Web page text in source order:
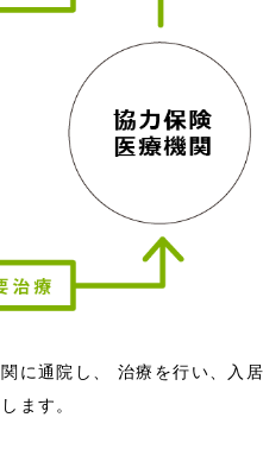
に通院し、 治療を行い、入
ます。